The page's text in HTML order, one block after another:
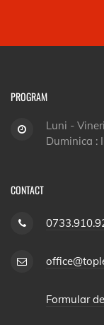
PROGRAM
Luni -
Duminica :
CONTACT
Formular